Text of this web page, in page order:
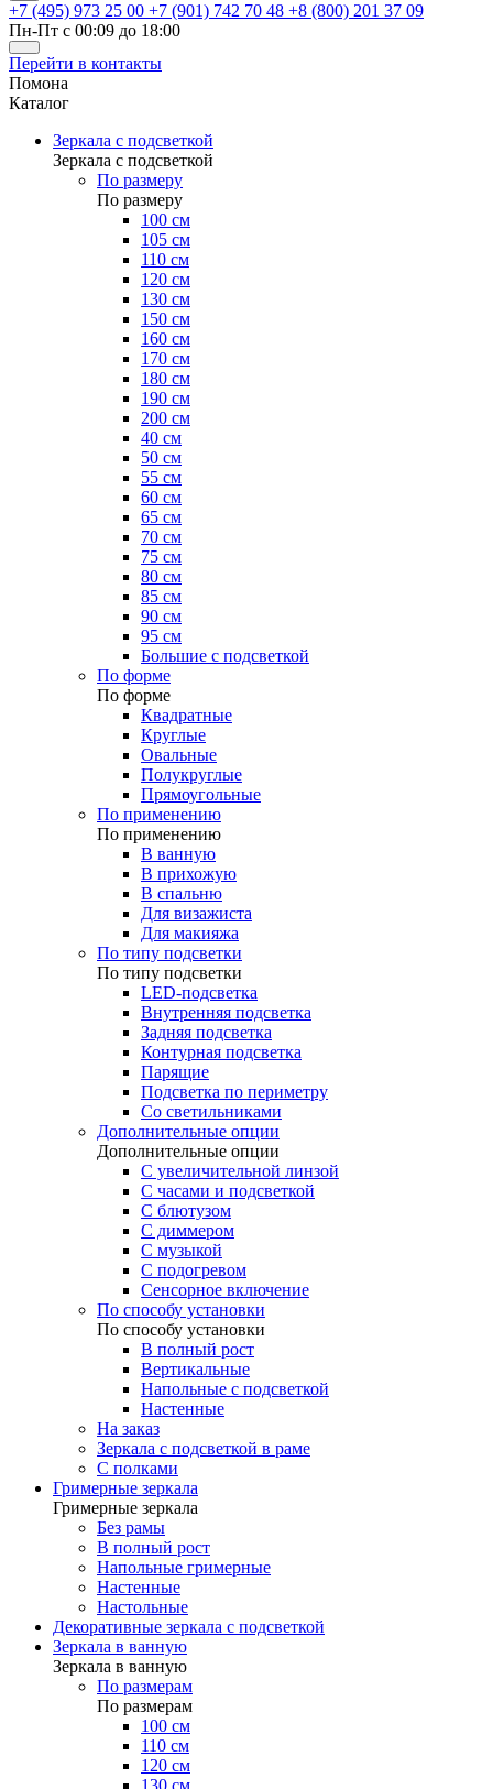
+7 (495) 973 25 00 +7 (901) 742 70 48 +8 (800) 201 37 09
Пн-Пт с 00:09 до 18:00
Перейти в контакты
Помона
Каталог
Зеркала с подсветкой
Зеркала с подсветкой
По размеру
По размеру
100 см
105 см
110 см
120 см
130 см
150 см
160 см
170 см
180 см
190 см
200 см
40 см
50 см
55 см
60 см
65 см
70 см
75 см
80 см
85 см
90 см
95 см
Большие с подсветкой
По форме
По форме
Квадратные
Круглые
Овальные
Полукруглые
Прямоугольные
По применению
По применению
В ванную
В прихожую
В спальню
Для визажиста
Для макияжа
По типу подсветки
По типу подсветки
LED-подсветка
Внутренняя подсветка
Задняя подсветка
Контурная подсветка
Парящие
Подсветка по периметру
Со светильниками
Дополнительные опции
Дополнительные опции
C увеличительной линзой
C часами и подсветкой
С блютузом
С диммером
С музыкой
С подогревом
Сенсорное включение
По способу установки
По способу установки
В полный рост
Вертикальные
Напольные с подсветкой
Настенные
На заказ
Зеркала с подсветкой в раме
С полками
Гримерные зеркала
Гримерные зеркала
Без рамы
В полный рост
Напольные гримерные
Настенные
Настольные
Декоративные зеркала с подсветкой
Зеркала в ванную
Зеркала в ванную
По размерам
По размерам
100 см
110 см
120 см
130 см